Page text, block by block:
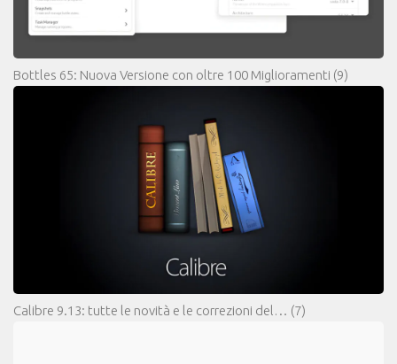
Bottles 65: Nuova Versione con oltre 100 Miglioramenti (9)
Calibre 9.13: tutte le novità e le correzioni del… (7)